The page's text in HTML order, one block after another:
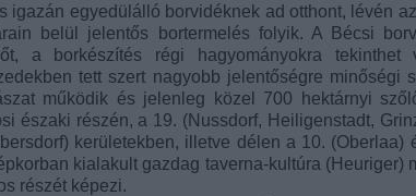
igazán egyedülálló borvidéknek ad otthont, lévén
belül jelentős bortermelés folyik. A Bécsi
a borkészítés régi hagyományokra
tett szert nagyobb jelentőségre minőségi
működik és jelenleg közel 700 hektárnyi
északi részén, a 19. (Nussdorf, Heiligenstadt,
kerületekben, illetve délen a 10. (Oberlaa)
kialakult gazdag taverna-kultúra (Heuriger)
részét képezi.